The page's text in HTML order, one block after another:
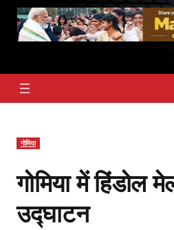
गोमिया
गोमिया में हिंडोल
उद्घाटन